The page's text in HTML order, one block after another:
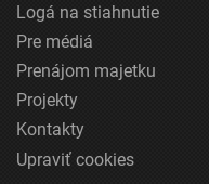
Logá na stiahnutie
Pre médiá
Prenájom majetku
Projekty
Kontakty
Upraviť cookies